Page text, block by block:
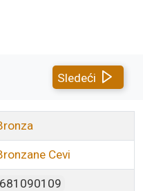
Sledeći
Cevi
681090109